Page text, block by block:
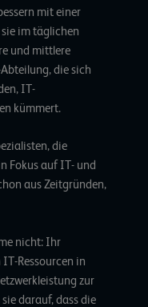
mit einer
im täglichen
und mittlere
die sich
IT-
kümmert.
die
Fokus auf IT- und
aus Zeitgründen,
nicht: Ihr
Ressourcen in
zur
darauf, dass die